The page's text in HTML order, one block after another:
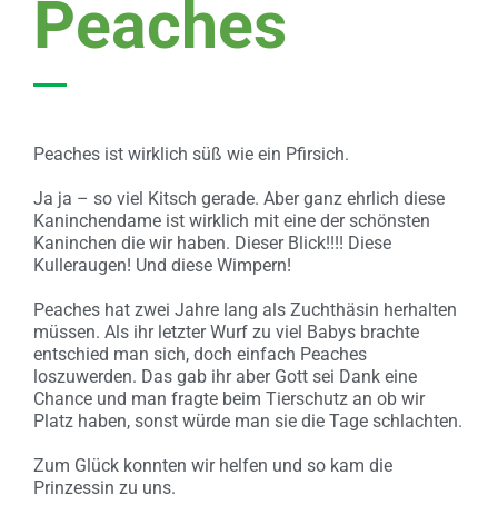
Peaches
Peaches ist wirklich süß wie ein Pfirsich.
Ja ja – so viel Kitsch gerade. Aber ganz ehrlich diese
Kaninchendame ist wirklich mit eine der schönsten
Kaninchen die wir haben. Dieser Blick!!!! Diese
Kulleraugen! Und diese Wimpern!
Peaches hat zwei Jahre lang als Zuchthäsin herhalten
müssen. Als ihr letzter Wurf zu viel Babys brachte
entschied man sich, doch einfach Peaches
loszuwerden. Das gab ihr aber Gott sei Dank eine
Chance und man fragte beim Tierschutz an ob wir
Platz haben, sonst würde man sie die Tage schlachten.
Zum Glück konnten wir helfen und so kam die
Prinzessin zu uns.